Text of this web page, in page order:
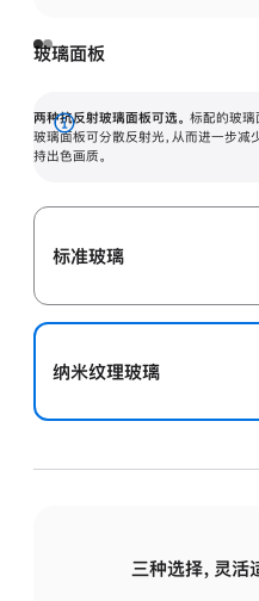
玻璃面板
两种抗反射玻璃面板可选。 标配的玻璃
玻璃面板可分散反射光，从而进一步减
持出色画质。
展
开
标准玻璃
纳米纹理玻璃
三种选择，灵活